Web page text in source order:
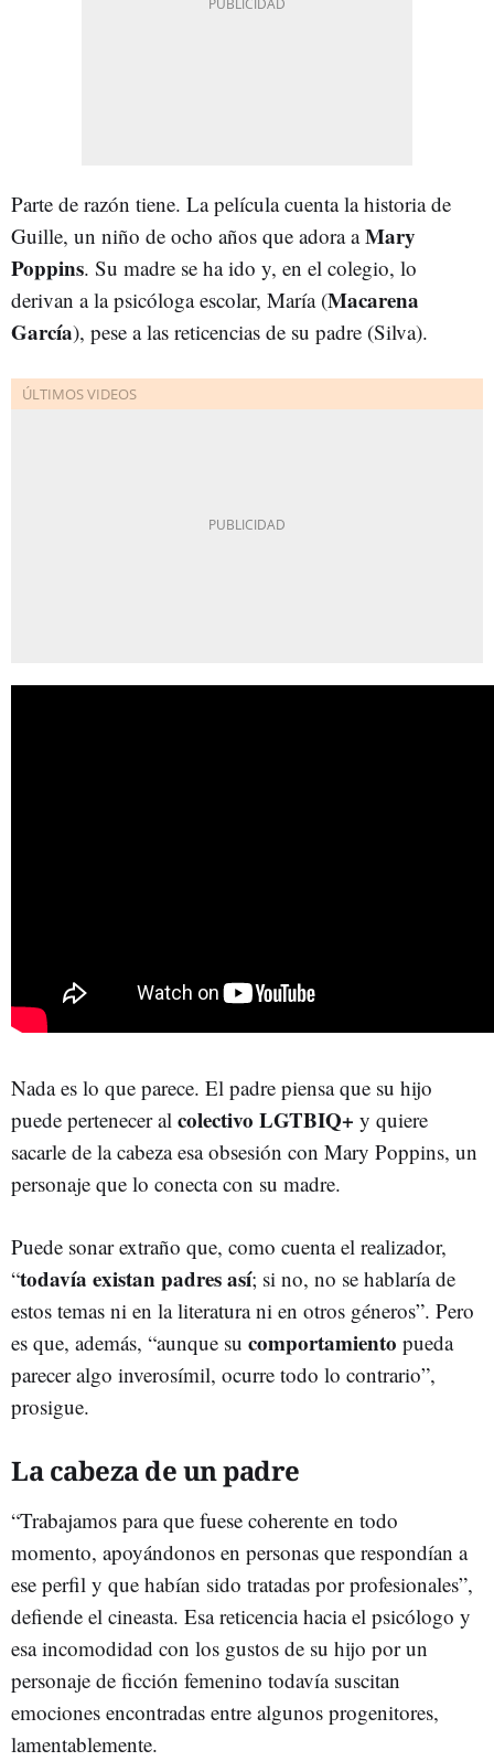
Parte de razón tiene. La película cuenta la historia de
Guille, un niño de ocho años que adora aMary
Poppins. Su madre se ha ido y, en el colegio, lo
derivan a la psicóloga escolar, María (Macarena
García), pese a las reticencias de su padre (Silva).
Nada es lo que parece. El padre piensa que su hijo
puede pertenecer al colectivo LGTBIQ+ y quiere
sacarle de la cabeza esa obsesión con Mary Poppins, un
personaje que lo conecta con su madre.
Puede sonar extraño que, como cuenta el realizador,
“todavía existan padres así; si no, no se hablaría de
estos temas ni en la literatura ni en otros géneros”. Pero
es que, además, “aunque su comportamiento pueda
parecer algo inverosímil, ocurre todo lo contrario”,
prosigue.
La cabeza de un padre
“Trabajamos para que fuese coherente en todo
momento, apoyándonos en personas que respondían a
ese perfil y que habían sido tratadas por profesionales”,
defiende el cineasta. Esa reticencia hacia el psicólogo y
esa incomodidad con los gustos de su hijo por un
personaje de ficción femenino todavía suscitan
emociones encontradas entre algunos progenitores,
lamentablemente.